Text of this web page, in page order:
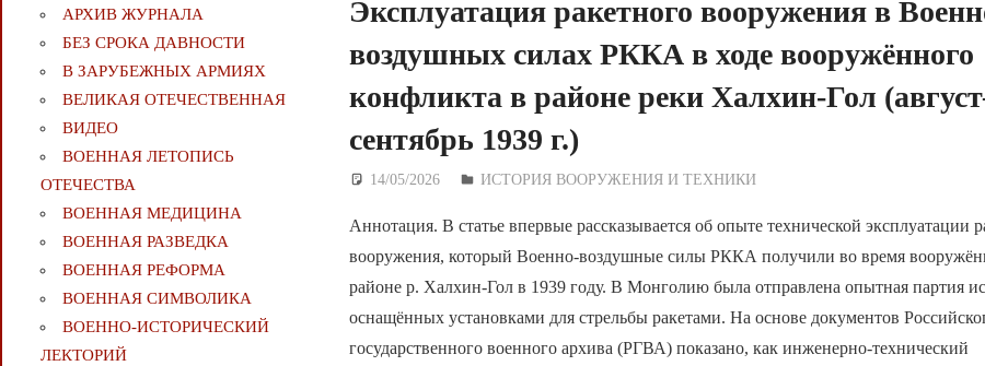
Эксплуатация ракетного вооружения в
воздушных силах РККА в ходе вооружённого
конфликта в районе реки Халхин-Гол
сентябрь 1939 г.)
14/05/2026 Дежурный по Редакции
ИСТОРИЯ ВООРУЖЕНИЯ И ТЕХНИКИ
Аннотация. В статье впервые рассказывается об опыте технической эксплуатации
вооружения, который Военно-воздушные силы РККА получили во время
районе р. Халхин-Гол в 1939 году. В Монголию была отправлена опытная партия
оснащённых установками для стрельбы ракетами. На основе документов
государственного военного архива (РГВА) показано, как инженерно-технический
АРХИВ ЖУРНАЛА
БЕЗ СРОКА ДАВНОСТИ
В ЗАРУБЕЖНЫХ АРМИЯХ
ВЕЛИКАЯ ОТЕЧЕСТВЕННАЯ
ВИДЕО
ВОЕННАЯ ЛЕТОПИСЬ
ОТЕЧЕСТВА
ВОЕННАЯ МЕДИЦИНА
ВОЕННАЯ РАЗВЕДКА
ВОЕННАЯ РЕФОРМА
ВОЕННАЯ СИМВОЛИКА
ВОЕННО-ИСТОРИЧЕСКИЙ
ЛЕКТОРИЙ